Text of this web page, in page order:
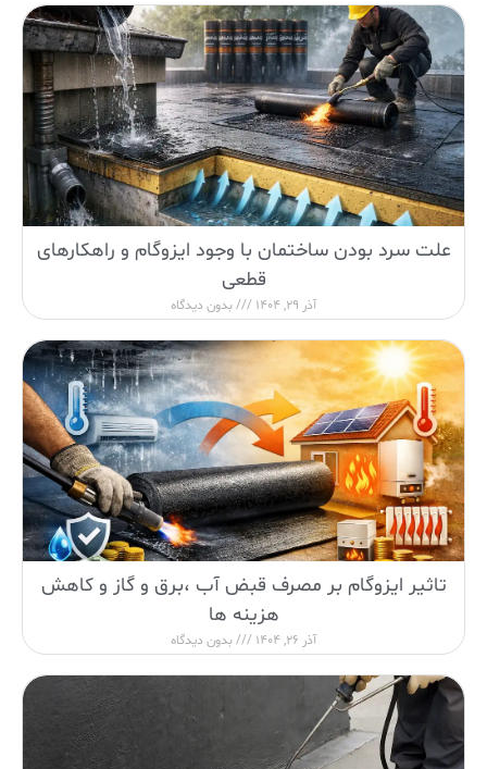
علت سرد بودن ساختمان با وجود ایزوگام و راهکارهای
قطعی
آذر 29, 1404 بدون دیدگاه
تاثیر ایزوگام بر مصرف قبض آب ،برق و گاز و کاهش
هزینه ها
آذر 26, 1404 بدون دیدگاه